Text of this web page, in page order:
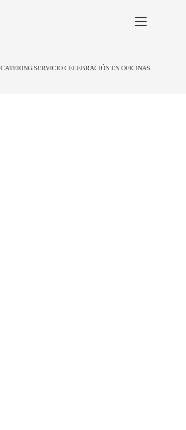
CATERING SERVICIO CELEBRACIÓN EN OFICINAS